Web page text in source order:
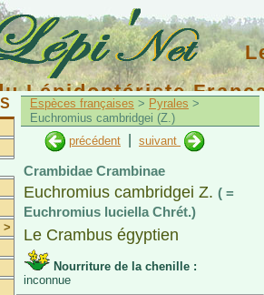
Lépidoptériste
>
Espèces françaises > Pyrales >
Euchromius cambridgei (Z.)
précédent
suivant
Crambidae Crambinae
Euchromius cambridgei Z. ( =
Euchromius luciella Chrét.)
Le Crambus égyptien
Nourriture de la chenille :
inconnue